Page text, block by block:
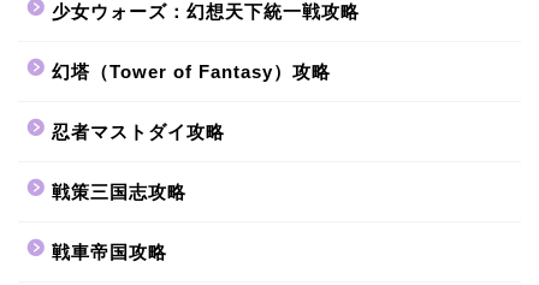
少女ウォーズ：幻想天下統一戦攻略
幻塔（Tower of Fantasy）攻略
忍者マストダイ攻略
戦策三国志攻略
戦車帝国攻略